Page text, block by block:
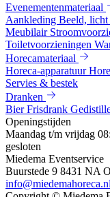
Evenementenmateriaal
Aankleding Beeld,
Meubilair
Toiletvoorzieningen
Horecamateriaal
Horeca-apparatuur
Servies & bestek
Dranken
BierFrisdrank
Openingstijden
Maandag t/m vrijdag
gesloten
Miedema Eventservice
Buurstede 9 8431 NA
info@miedemahoreca.nl